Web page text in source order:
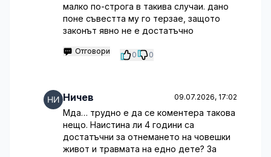
малко по-строга в такива случаи. дано
поне съвестта му го терзае, защото
законът явно не е достатъчно
Отговори 0 0
Ничев 09.07.2026, 17:02
Мда… трудно е да се коментера такова
нещо. Наистина ли 4 години са
достатъчни за отнемането на човешки
живот и травмата на едно дете? За